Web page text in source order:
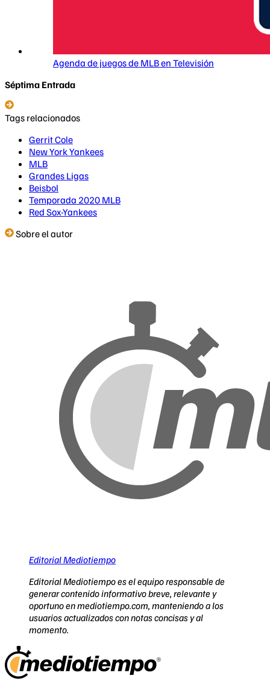
Agenda de juegos de MLB en Televisión
Séptima Entrada
Tags relacionados
Gerrit Cole
New York Yankees
MLB
Grandes Ligas
Beisbol
Temporada 2020 MLB
Red Sox-Yankees
Sobre el autor
Editorial Mediotiempo
Editorial Mediotiempo es el equipo responsable de
generar contenido informativo breve, relevante y
oportuno en mediotiempo.com, manteniendo a los
usuarios actualizados con notas concisas y al
momento.